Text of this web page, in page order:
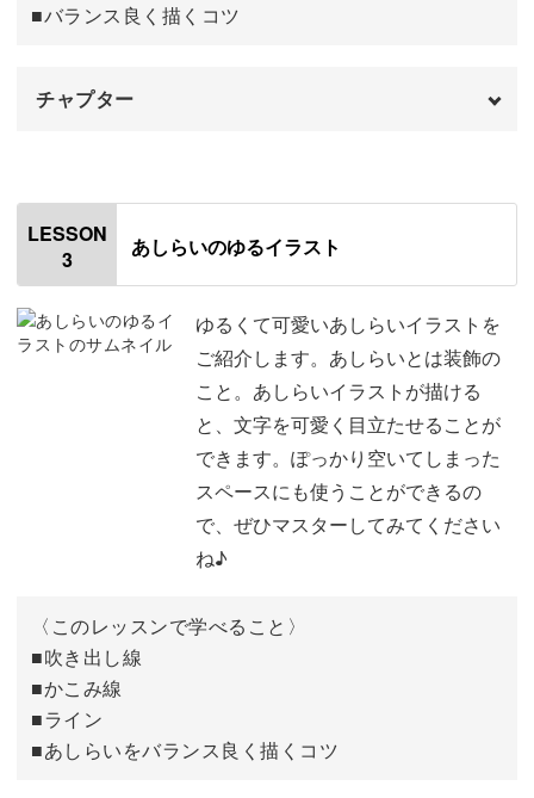
使える“ゆるイラスト”が豊富に学べます。
手紙・カード・手描きチラシ作成など、日常の様々なシー
ンで活用していただくことができます。
また、手帳に使える簡単イラストの絵が方も学びます。
理がしやすくなります♪
ぜひ、さくっと簡単に描けるゆるイラストを学んで、日常
■バランス良く描くコツ
チャプター
はじめに
使用道具
丸で描くコーナーイラスト 02:38
線だけで描くコーナーイラスト 05:29
ぐるぐるな線で描くコーナーイラスト 07:06
記号を使ったコーナーイラスト 08:12
色ペンで描くコーナーイラスト 11:51
LESSON
3
あしらいのゆるイラスト
ゆるくて可愛いあしらいイラストを
ご紹介します。あしらいとは装飾の
こと。あしらいイラストが描ける
と、文字を可愛く目立たせることが
できます。ぽっかり空いてしまった
スペースにも使うことができるの
で、ぜひマスターしてみてください
ね♪
〈このレッスンで学べること〉
■吹き出し線
■かこみ線
■ライン
■あしらいをバランス良く描くコツ